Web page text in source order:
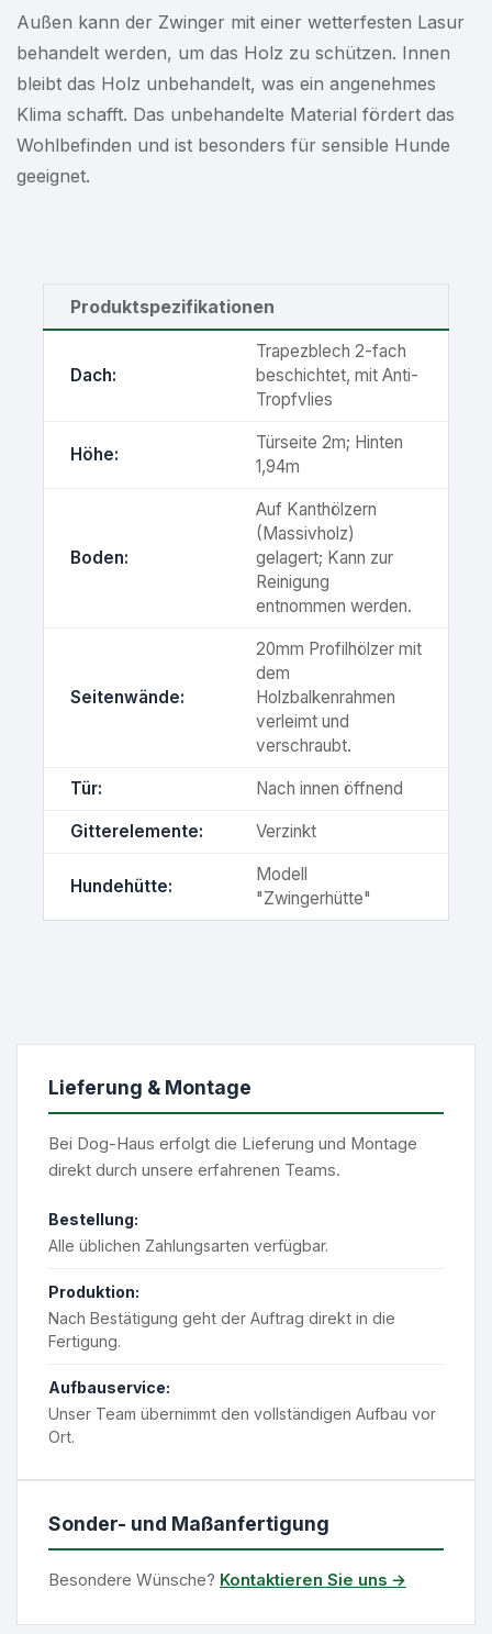
Außen kann der Zwinger mit einer wetterfesten Lasur
behandelt werden, um das Holz zu schützen. Innen
bleibt das Holz unbehandelt, was ein angenehmes
Klima schafft. Das unbehandelte Material fördert das
Wohlbefinden und ist besonders für sensible Hunde
geeignet.
Produktspezifikationen
Dach:
Trapezblech 2-fach
beschichtet, mit Anti-
Tropfvlies
Höhe:
Türseite 2m; Hinten
1,94m
Boden:
Auf Kanthölzern
(Massivholz)
gelagert; Kann zur
Reinigung
entnommen werden.
Seitenwände:
20mm Profilhölzer mit
dem
Holzbalkenrahmen
verleimt und
verschraubt.
Tür: Nach innen öffnend
Gitterelemente: Verzinkt
Hundehütte:
Modell
"Zwingerhütte"
Lieferung & Montage
Bei Dog-Haus erfolgt die Lieferung und Montage
direkt durch unsere erfahrenen Teams.
Bestellung:
Alle üblichen Zahlungsarten verfügbar.
Produktion:
Nach Bestätigung geht der Auftrag direkt in die
Fertigung.
Aufbauservice:
Unser Team übernimmt den vollständigen Aufbau vor
Ort.
Sonder- und Maßanfertigung
Besondere Wünsche? Kontaktieren Sie uns →